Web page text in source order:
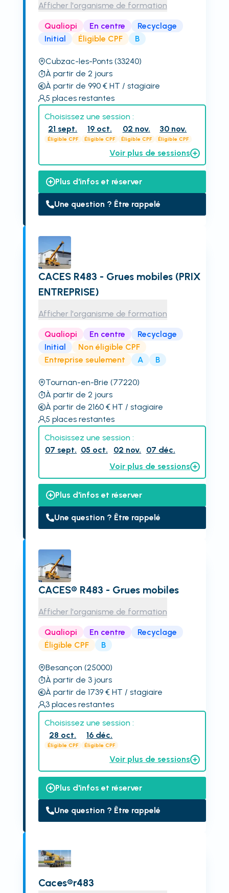
Afficher l'organisme de formation
Qualiopi En centre
Recyclage
Initial
Éligible CPF B
Cubzac-les-Ponts (33240)
À partir de 2 jours
À partir de 990€ HT / stagiaire
5 places restantes
Choisissez une session :
21 sept.
Éligible CPF
19 oct.
Éligible CPF
02 nov.
Éligible CPF
30 nov.
Éligible CPF
Voir plus de sessions
Plus d'infos et réserver
Une question ? Être rappelé
CACES R483 - Grues mobiles (PRIX
ENTREPRISE)
Afficher l'organisme de formation
Qualiopi En centre
Recyclage
Initial
Non éligible CPF
Entreprise seulement
A B
Tournan-en-Brie (77220)
À partir de 2 jours
À partir de 2160€ HT / stagiaire
5 places restantes
Choisissez une session :
07 sept. 05 oct. 02 nov.
07 déc.
Voir plus de sessions
Plus d'infos et réserver
Une question ? Être rappelé
CACES® R483 - Grues mobiles
Afficher l'organisme de formation
Qualiopi En centre
Recyclage
Éligible CPF
B
Besançon (25000)
À partir de 3 jours
À partir de 1739€ HT / stagiaire
3 places restantes
Choisissez une session :
28 oct.
Éligible CPF
16 déc.
Éligible CPF
Voir plus de sessions
Plus d'infos et réserver
Une question ? Être rappelé
Caces®r483